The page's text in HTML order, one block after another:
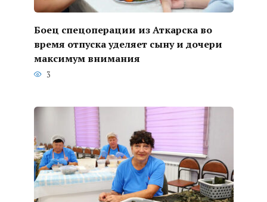
Боец спецоперации из Аткарска во
время отпуска уделяет сыну и дочери
максимум внимания
3